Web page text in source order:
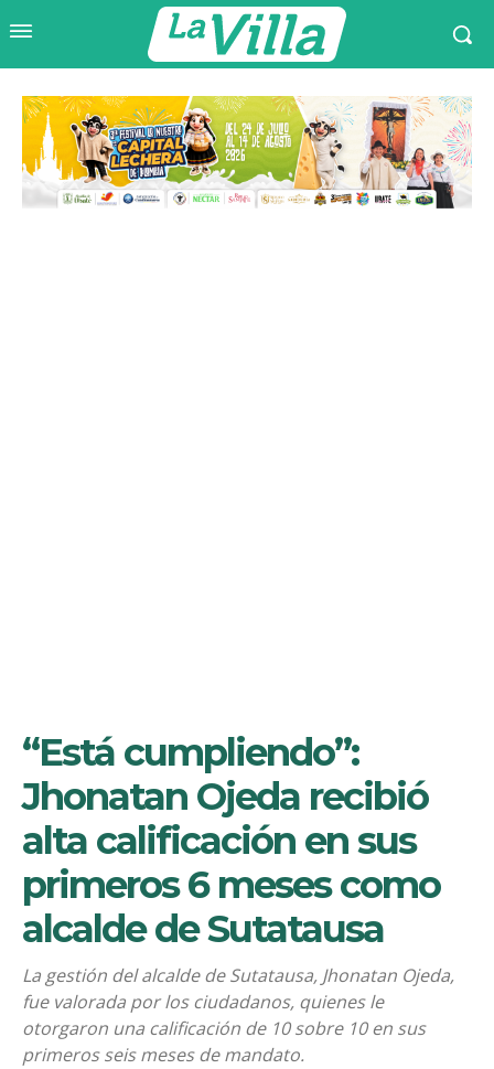
“Está cumpliendo”:
Jhonatan Ojeda recibió
alta calificación en sus
primeros 6 meses como
alcalde de Sutatausa
La gestión del alcalde de Sutatausa, Jhonatan Ojeda,
fue valorada por los ciudadanos, quienes le
otorgaron una calificación de 10 sobre 10 en sus
primeros seis meses de mandato.